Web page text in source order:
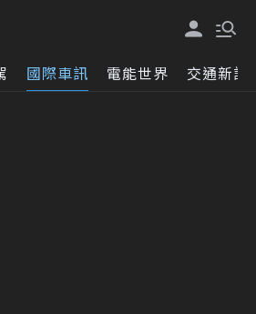
國際車訊 電能世界 交通新訊